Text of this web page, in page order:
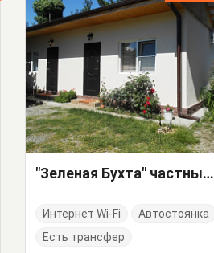
"Зеленая Бухта" частный сектор
Интернет Wi-Fi
Автостоянка
Есть трансфер